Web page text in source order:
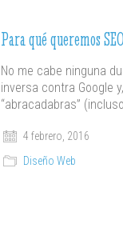
Para qué queremos
No me cabe ninguna
inversa contra Google
“abracadabras”
4 febrero, 2016
Diseño Web